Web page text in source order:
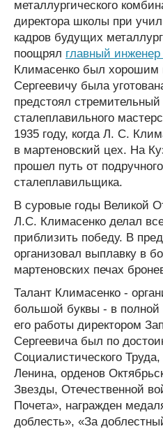
металлургического
директора школы при
кадров будущих
поощрял главный
Климасенко был хорошим
Сергеевичу была
предстоял
сталеплавильного
1935 году, когда Л. С.
в мартеновский цех. На
прошел путь от
сталеплавильщика.
В суровые годы Великой
Л.С. Климасенко делал
приблизить победу. В
организовал выплавку в
мартеновских печах
Талант Климасенко -
большой буквы - в полной
его работы директором
Сергеевича был по
Социалистического
Ленина, орденов
Звезды, Отечественной
Почета», награжден
доблесть», «За